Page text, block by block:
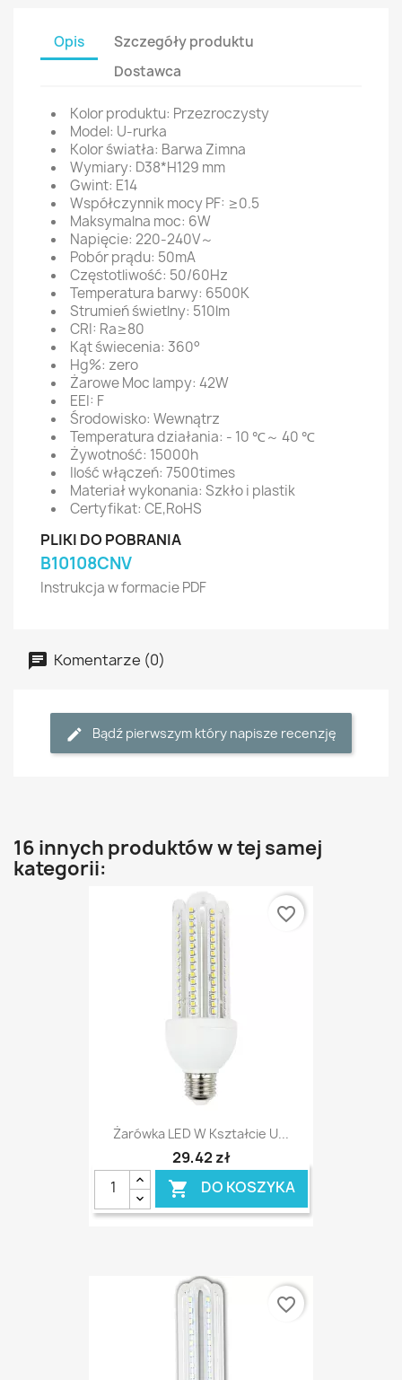
Opis
Szczegóły produktu
Dostawca
Kolor produktu: Przezroczysty
Model: U-rurka
Kolor światła: Barwa Zimna
Wymiary: D38*H129 mm
Gwint: E14
Współczynnik mocy PF: ≥0.5
Maksymalna moc: 6W
Napięcie: 220-240V～
Pobór prądu: 50mA
Częstotliwość: 50/60Hz
Temperatura barwy: 6500K
Strumień świetlny: 510lm
CRI: Ra≥80
Kąt świecenia: 360°
Hg%: zero
Żarowe Moc lampy: 42W
EEI: F
Środowisko: Wewnątrz
Temperatura działania: - 10 ℃～ 40 ℃
Żywotność: 15000h
Ilość włączeń: 7500times
Materiał wykonania: Szkło i plastik
Certyfikat: CE,RoHS
PLIKI DO POBRANIA
B10108CNV
Instrukcja w formacie PDF
Komentarze (0)
Bądź pierwszym który napisze recenzję
16 innych produktów w tej samej
kategorii:
Żarówka LED W Kształcie U...
29,42 zł
 DO KOSZYKA
favorite_border
favorite_border